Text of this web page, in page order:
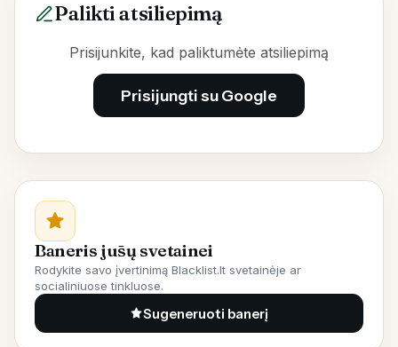
Palikti atsiliepimą
Prisijunkite, kad paliktumėte atsiliepimą
Prisijungti su Google
Baneris jūsų svetainei
Rodykite savo įvertinimą Blacklist.lt svetainėje ar
socialiniuose tinkluose.
Sugeneruoti banerį